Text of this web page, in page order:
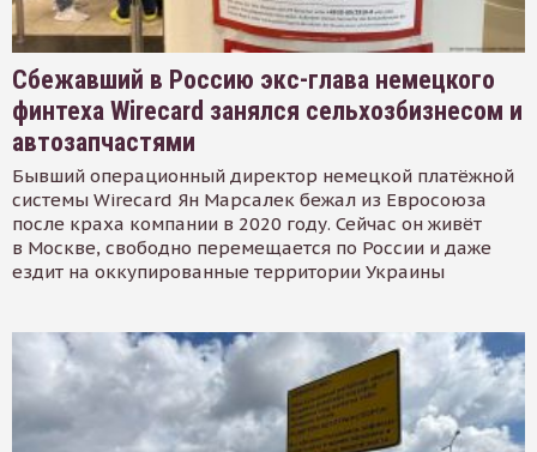
Сбежавший в Россию экс-глава немецкого
финтеха Wirecard занялся сельхозбизнесом и
автозапчастями
Бывший операционный директор немецкой платёжной
системы Wirecard Ян Марсалек бежал из Евросоюза
после краха компании в 2020 году. Сейчас он живёт
в Москве, свободно перемещается по России и даже
ездит на оккупированные территории Украины